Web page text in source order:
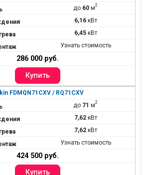
до 60 м2
6,16кВт
6,45кВт
Узнать стоимость
286 000 руб.
FDMQN71CXV / RQ71CXV
до 71 м2
7,62кВт
7,62кВт
Узнать стоимость
424 500 руб.